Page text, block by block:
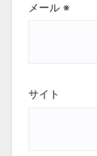
メール ※
サイト